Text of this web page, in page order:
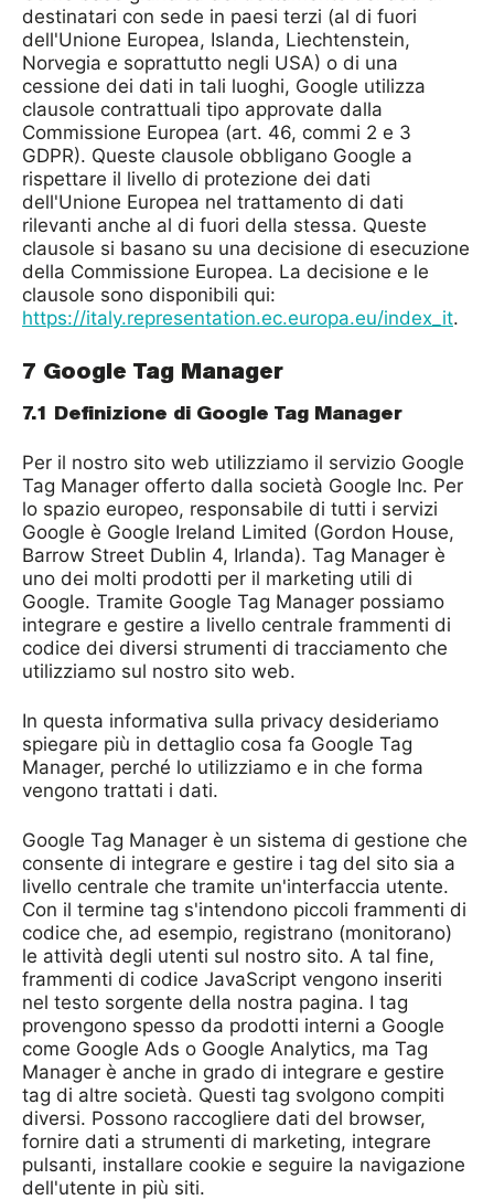
destinatari con sede in paesi terzi (al di fuori
dell'Unione Europea, Islanda, Liechtenstein,
Norvegia e soprattutto negli USA) o di una
cessione dei dati in tali luoghi, Google utilizza
clausole contrattuali tipo approvate dalla
Commissione Europea (art. 46, commi 2 e 3
GDPR). Queste clausole obbligano Google a
rispettare il livello di protezione dei dati
dell'Unione Europea nel trattamento di dati
rilevanti anche al di fuori della stessa. Queste
clausole si basano su una decisione di esecuzione
della Commissione Europea. La decisione e le
clausole sono disponibili qui:
https://italy.representation.ec.europa.eu/index_it.
7 Google Tag Manager
7.1 Definizione di Google Tag Manager
Per il nostro sito web utilizziamo il servizio Google
Tag Manager offerto dalla società Google Inc. Per
lo spazio europeo, responsabile di tutti i servizi
Google è Google Ireland Limited (Gordon House,
Barrow Street Dublin 4, Irlanda). Tag Manager è
uno dei molti prodotti per il marketing utili di
Google. Tramite Google Tag Manager possiamo
integrare e gestire a livello centrale frammenti di
codice dei diversi strumenti di tracciamento che
utilizziamo sul nostro sito web.
In questa informativa sulla privacy desideriamo
spiegare più in dettaglio cosa fa Google Tag
Manager, perché lo utilizziamo e in che forma
vengono trattati i dati.
Google Tag Manager è un sistema di gestione che
consente di integrare e gestire i tag del sito sia a
livello centrale che tramite un'interfaccia utente.
Con il termine tag s'intendono piccoli frammenti di
codice che, ad esempio, registrano (monitorano)
le attività degli utenti sul nostro sito. A tal fine,
frammenti di codice JavaScript vengono inseriti
nel testo sorgente della nostra pagina. I tag
provengono spesso da prodotti interni a Google
come Google Ads o Google Analytics, ma Tag
Manager è anche in grado di integrare e gestire
tag di altre società. Questi tag svolgono compiti
diversi. Possono raccogliere dati del browser,
fornire dati a strumenti di marketing, integrare
pulsanti, installare cookie e seguire la navigazione
dell'utente in più siti.